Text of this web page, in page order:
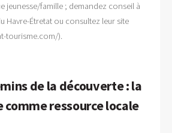
jeunesse/famille ; demandez conseil à
Havre-Étretat ou consultez leur site
tourisme.com/).
de la découverte : la
ressource locale